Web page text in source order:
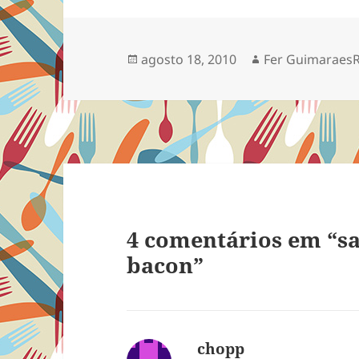
Publicado
agosto 18, 2010 Autor
Fer
4 comentários em
bacon”
chopp